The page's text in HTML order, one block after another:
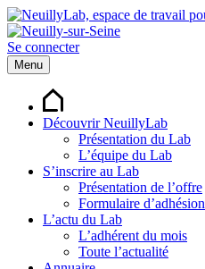
Se connecter
Menu
Découvrir NeuillyLab
Présentation du Lab
L’équipe du Lab
S’inscrire au Lab
Présentation de l’offre
Formulaire d’adhésion
L’actu du Lab
L’adhérent du mois
Toute l’actualité